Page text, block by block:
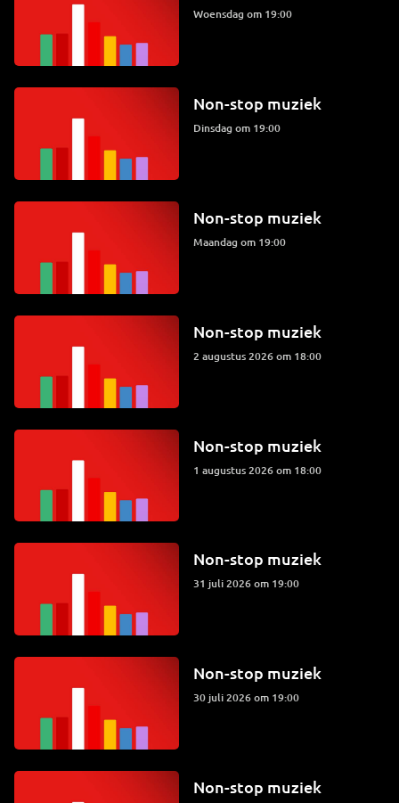
woensdag om 19:00
Non-stop muziek
dinsdag om 19:00
Non-stop muziek
maandag om 19:00
Non-stop muziek
2 augustus 2026 om 18:00
Non-stop muziek
1 augustus 2026 om 18:00
Non-stop muziek
31 juli 2026 om 19:00
Non-stop muziek
30 juli 2026 om 19:00
Non-stop muziek